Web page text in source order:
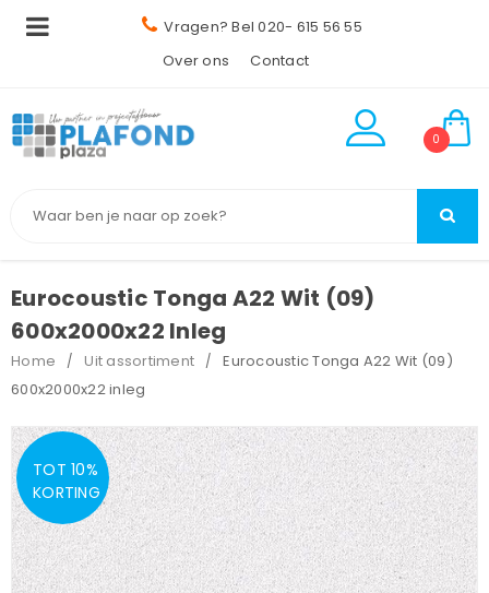
Vragen? Bel 020- 615 56 55
Over ons
Contact
0
Eurocoustic Tonga A22 Wit (09)
600x2000x22 Inleg
Home / Uit assortiment /
Eurocoustic Tonga A22 Wit (09)
600x2000x22 inleg
TOT 10%
KORTING
OP=OP